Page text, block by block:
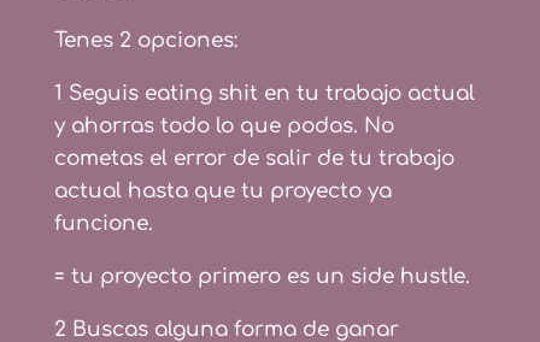
Tenes 2 opciones:
1 Seguis eating shit en tu trabajo actual
y ahorras todo lo que podas. No
cometas el error de salir de tu trabajo
actual hasta que tu proyecto ya
funcione.
= tu proyecto primero es un side hustle.
2 Buscas alguna forma de ganar